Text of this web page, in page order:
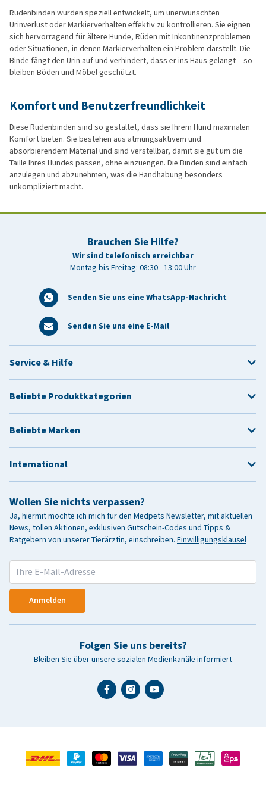
Rüdenbinden wurden speziell entwickelt, um unerwünschten
Urinverlust oder Markierverhalten effektiv zu kontrollieren. Sie eignen
sich hervorragend für ältere Hunde, Rüden mit Inkontinenzproblemen
oder Situationen, in denen Markierverhalten ein Problem darstellt. Die
Binde fängt den Urin auf und verhindert, dass er ins Haus gelangt – so
bleiben Böden und Möbel geschützt.
Komfort und Benutzerfreundlichkeit
Diese Rüdenbinden sind so gestaltet, dass sie Ihrem Hund maximalen
Komfort bieten. Sie bestehen aus atmungsaktivem und
absorbierendem Material und sind verstellbar, damit sie gut um die
Taille Ihres Hundes passen, ohne einzuengen. Die Binden sind einfach
anzulegen und abzunehmen, was die Handhabung besonders
unkompliziert macht.
Brauchen Sie Hilfe?
Wir sind telefonisch erreichbar
Montag bis Freitag: 08:30 - 13:00 Uhr
Senden Sie uns eine WhatsApp-Nachricht
Senden Sie uns eine E-Mail
Wollen Sie nichts verpassen?
Ja, hiermit möchte ich mich für den Medpets Newsletter, mit aktuellen
News, tollen Aktionen, exklusiven Gutschein-Codes und Tipps &
Ratgebern von unserer Tierärztin, einschreiben. Einwilligungsklausel
Anmelden
Folgen Sie uns bereits?
Bleiben Sie über unsere sozialen Medienkanäle informiert
Service & Hilfe
Beliebte Produktkategorien
Beliebte Marken
International